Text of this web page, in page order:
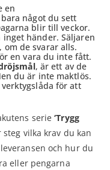
en
något du sett
blir till veckor.
händer. Säljaren
de svarar alls.
en vara du inte fått.
, är ett av de
du är inte maktlös.
för att
serie‘Trygg
vilka krav du kan
och hur du
eller pengarna